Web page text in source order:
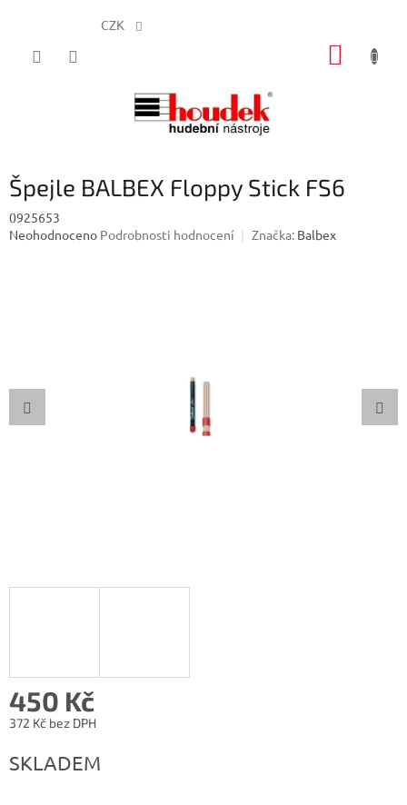
CZK
Špejle BALBEX Floppy Stick FS6
0925653
Průměrné
Neohodnoceno Podrobnosti hodnocení Značka: Balbex
450 Kč
372 Kč bez DPH
cena:
SKLADEM